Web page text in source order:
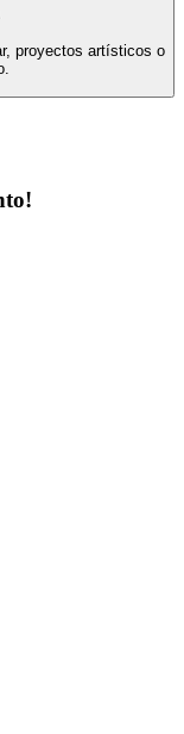
proyectos artísticos o